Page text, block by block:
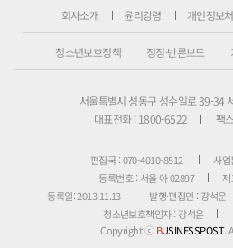
회사소개 윤리강령 개인정보
청소년보호정책 정정·반론보도
서울특별시 성동구 성수일로 39-34
대표전화 : 1800-6522
팩
편집국 : 070-4010-8512
사
등록번호 : 서울 아 02897
제
등록일: 2013.11.13
발행·편집인 : 강석운
청소년보호책임자 : 강석운
Copyright ⓒBUSINESSPOST.